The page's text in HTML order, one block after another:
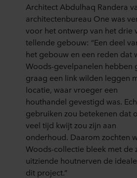
Architect Abdulhaq Randera
architectenbureau One was
voor het ontwerp van het drie
tellende gebouw: “Een deel
het gebouw en een reden dat
Woods-gevelpanelen hebben
graag een link wilden leggen
locatie, waarvroeger een
houthandel gevestigd was.
gebruiken zou betekenen dat
veel tijd kwijt zou zijn aan
onderhoud. Daarom zochten
Woods-collectie bleek met de
uitziende houtnerven de
dit project.”